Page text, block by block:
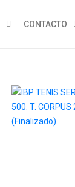
CONTACTO